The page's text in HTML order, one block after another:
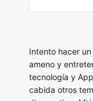
Intento hacer
ameno y
tecnología y
cabida otros